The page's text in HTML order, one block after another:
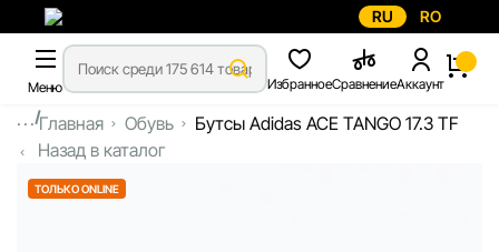
RU RO
Меню ИзбранноеСравнениеАккаунт
...Главная Обувь
Бутсы Adidas ACE TANGO 17.3 TF
Назад в каталог
ТОЛЬКО ONLINE